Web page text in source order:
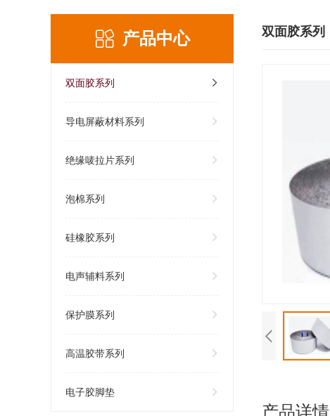
产品中心
双面胶系列
导电屏蔽材料系列
绝缘唛拉片系列
泡棉系列
硅橡胶系列
电声辅料系列
保护膜系列
高温胶带系列
电子胶脚垫
双面胶系列
产品详情